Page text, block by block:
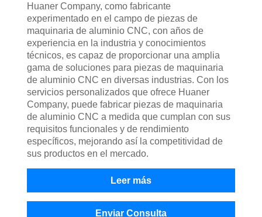
Huaner Company, como fabricante
experimentado en el campo de piezas de
maquinaria de aluminio CNC, con años de
experiencia en la industria y conocimientos
técnicos, es capaz de proporcionar una amplia
gama de soluciones para piezas de maquinaria
de aluminio CNC en diversas industrias. Con los
servicios personalizados que ofrece Huaner
Company, puede fabricar piezas de maquinaria
de aluminio CNC a medida que cumplan con sus
requisitos funcionales y de rendimiento
específicos, mejorando así la competitividad de
sus productos en el mercado.
Leer más
Enviar Consulta